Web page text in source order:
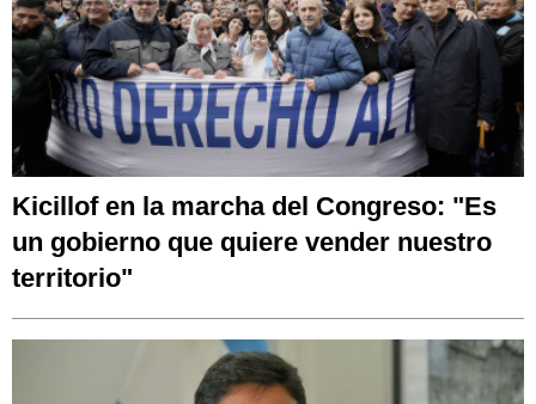
Kicillof en la marcha del Congreso: "Es
un gobierno que quiere vender nuestro
territorio"